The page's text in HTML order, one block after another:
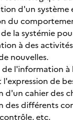
d'un système
du
la systémie
à des
nouvelles.
de l'information
l'expression de
d'un cahier des
des différents
etc.